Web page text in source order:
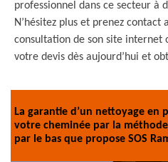
professionnel dans ce secteur à
N’hésitez plus et prenez contact
consultation de son site internet
votre devis dès aujourd’hui et
La garantie d’un nettoyage
votre cheminée par la
par le bas que propose SOS